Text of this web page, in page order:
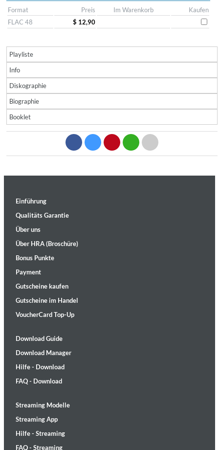
Format Preis Im Warenkorb
Kaufen
FLAC 48
$ 12,90
Playliste
Info
Diskographie
Biographie
Booklet
Einführung
Qualitäts Garantie
Über uns
Über HRA (Broschüre)
Bonus Punkte
Payment
Gutscheine kaufen
Gutscheine im Handel
VoucherCard Top-Up
Download Guide
Download Manager
Hilfe - Download
FAQ - Download
Streaming Modelle
Streaming App
Hilfe - Streaming
FAQ - Streaming